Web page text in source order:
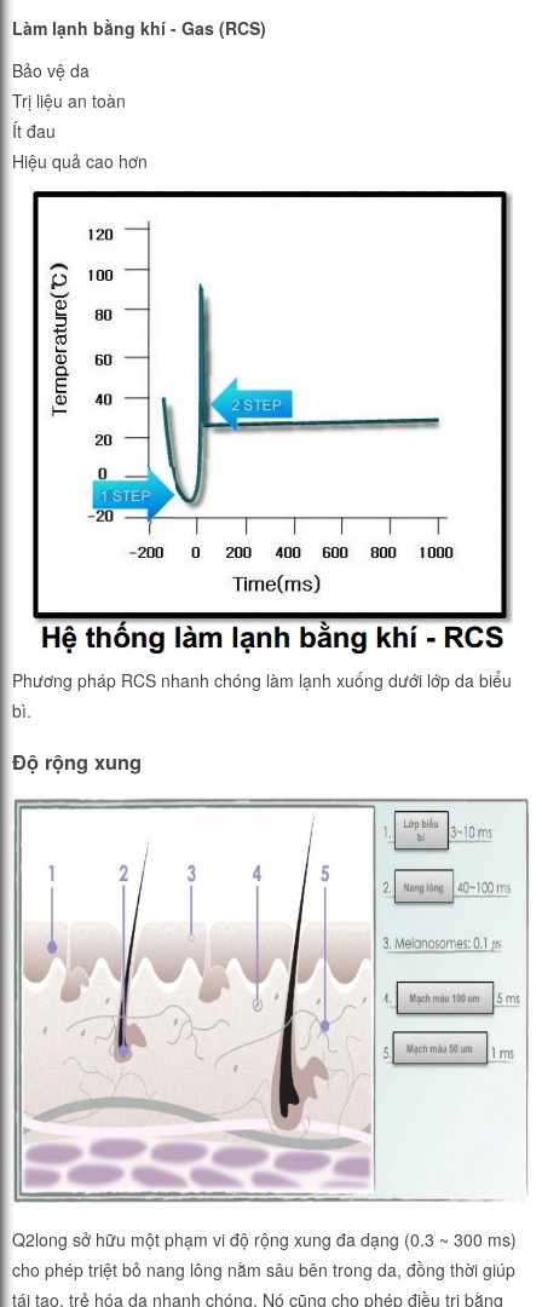
Làm lạnh bằng khí - Gas (RCS)
Bảo vệ da
Trị liệu an toàn
Ít đau
Hiệu quả cao hơn
Phương pháp RCS nhanh chóng làm lạnh xuống dưới lớp da biểu
bì.
Độ rộng xung
Q2long sở hữu một phạm vi độ rộng xung đa dạng (0.3 ~ 300 ms)
cho phép triệt bỏ nang lông nằm sâu bên trong da, đồng thời giúp
tái tạo, trẻ hóa da nhanh chóng. Nó cũng cho phép điều trị bằng